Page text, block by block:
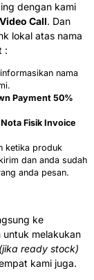
dengan kami
Video Call. Dan
lokal atas nama
:
nama
Payment 50%
Nota Fisik Invoice
ketika produk
dan anda sudah
anda pesan.
ke
untuk melakukan
(jika ready stock)
kami juga.